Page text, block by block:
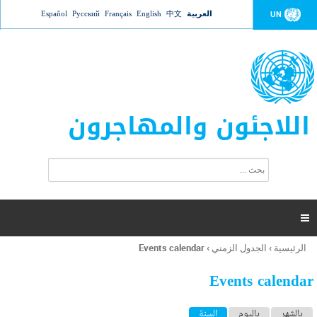
Jump to navigation UN العربية 中文
English
Français
Русский
Español
اللاجئون والمهاجرون
ت
ر
ل
ح
ب

أنت
هنا
الرئيسية › الجدول الزمني ›
Events calendar
Events calendar